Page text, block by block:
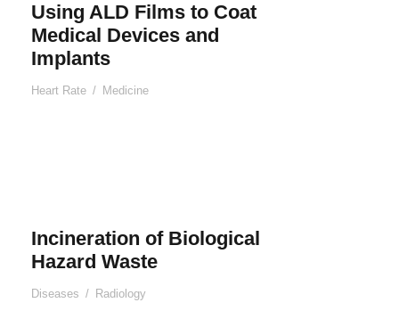
Using ALD Films to Coat
Medical Devices and
Implants
Heart Rate / Medicine
Incineration of Biological
Hazard Waste
Diseases / Radiology